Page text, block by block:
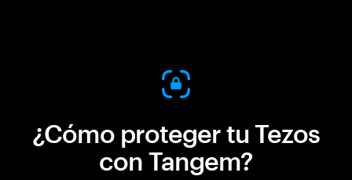
¿Cómo proteger tu Tezos
con Tangem?